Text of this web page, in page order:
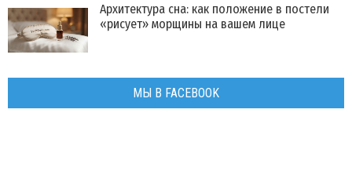
Архитектура сна: как положение в постели
«рисует» морщины на вашем лице
МЫ В FACEBOOK